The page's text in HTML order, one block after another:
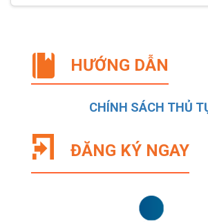
HƯỚNG DẪN
CHÍNH SÁCH THỦ
ĐĂNG KÝ NGAY